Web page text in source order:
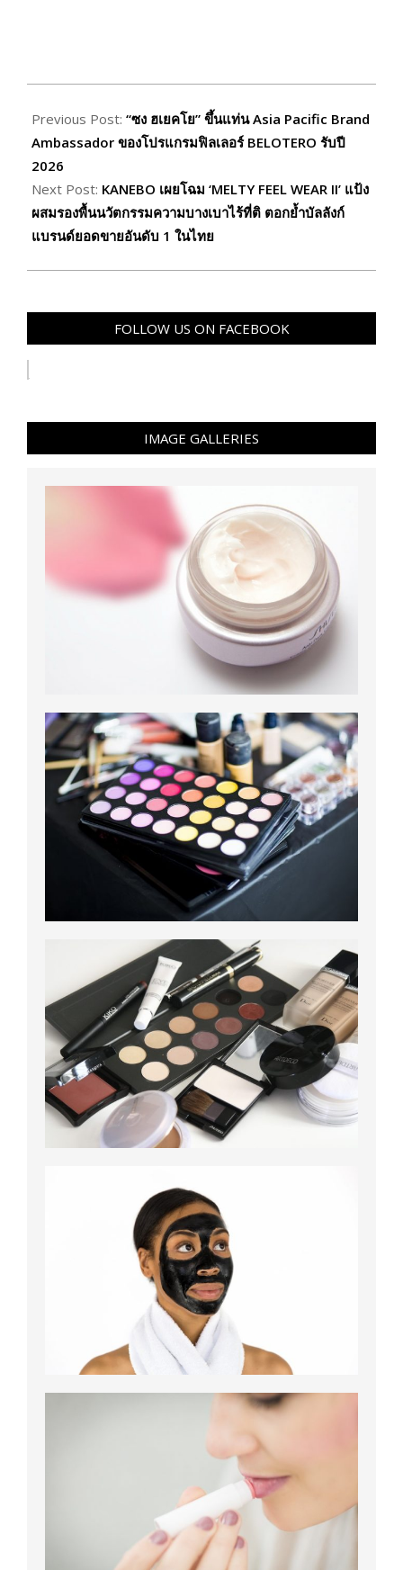
01-
19
Previous Post: “ซง ฮเยคโย” ขึ้นแท่น Asia Pacific Brand
Ambassador ของโปรแกรมฟิลเลอร์ BELOTERO รับปี
2026
Next Post: KANEBO เผยโฉม ‘MELTY FEEL WEAR II’ แป้ง
ผสมรองพื้นนวัตกรรมความบางเบาไร้ที่ติ ตอกย้ำบัลลังก์
แบรนด์ยอดขายอันดับ 1 ในไทย
FOLLOW US ON FACEBOOK
IMAGE GALLERIES